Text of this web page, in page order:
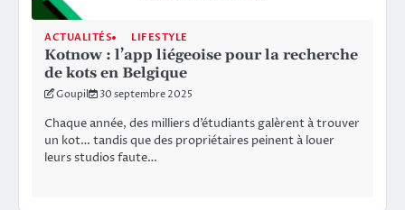
ACTUALITÉS LIFESTYLE
Kotnow : l’app liégeoise pour la recherche
de kots en Belgique
Goupil 30 septembre 2025
Chaque année, des milliers d’étudiants galèrent à trouver
un kot… tandis que des propriétaires peinent à louer
leurs studios faute…